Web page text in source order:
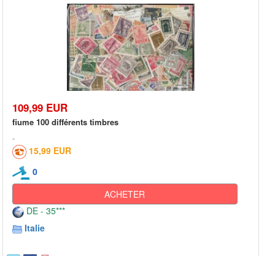
109,99 EUR
fiume 100 différents timbres
15,99 EUR
0
ACHETER
DE - 35***
Italie